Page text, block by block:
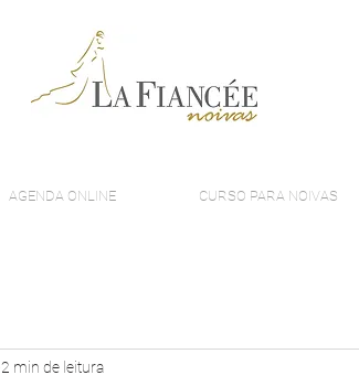
AGENDA ONLINE CURSO PARA NOIVAS
2 min de leitura